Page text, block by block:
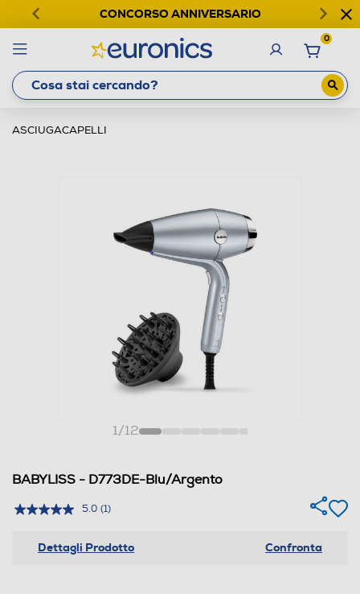
CONCORSO ANNIVERSARIO
0
ASCIUGACAPELLI
1/12
BABYLISS - D773DE-Blu/Argento
5.0 (1)
Dettagli Prodotto Confronta